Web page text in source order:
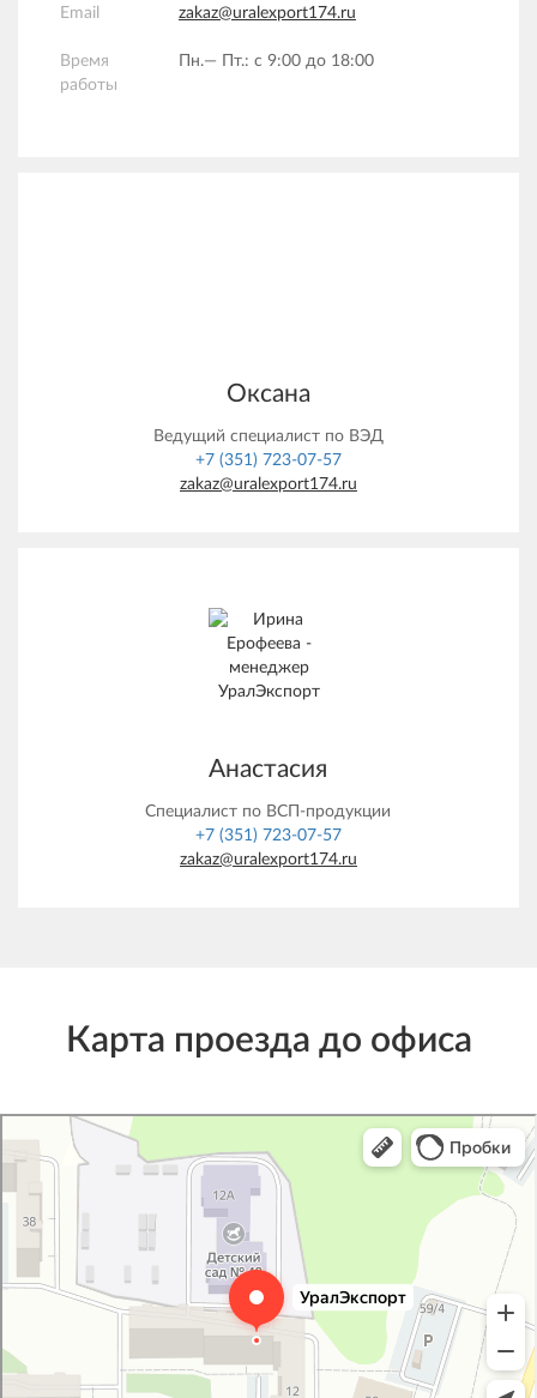
Email zakaz@uralexport174.ru
Время
работы
Пн.— Пт.: c 9:00 до 18:00
Оксана
Ведущий специалист по ВЭД
+7 (351) 723-07-57
zakaz@uralexport174.ru
Анастасия
Специалист по ВСП-продукции
+7 (351) 723-07-57
zakaz@uralexport174.ru
Карта проезда до офиса
УралЭкспорт
Железнодорожная техника и оборудование в Челябинске